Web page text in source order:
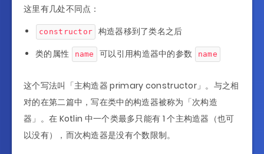
这里有几处不同点：
constructor
构造器移到了类名之后
类的属性
name 可以引用构造器中的参数 name
这个写法叫「主构造器 primary constructor」。与之相
对的在第二篇中，写在类中的构造器被称为「次构造
器」。在 Kotlin 中一个类最多只能有 1 个主构造器（也可
以没有），而次构造器是没有个数限制。